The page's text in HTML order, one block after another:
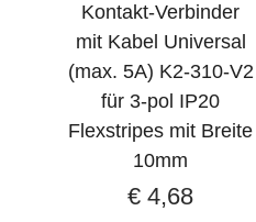
Kontakt-Verbinder
mit Kabel Universal
(max. 5A) K2-310-V2
für 3-pol IP20
Flexstripes mit Breite
10mm
€ 4,68